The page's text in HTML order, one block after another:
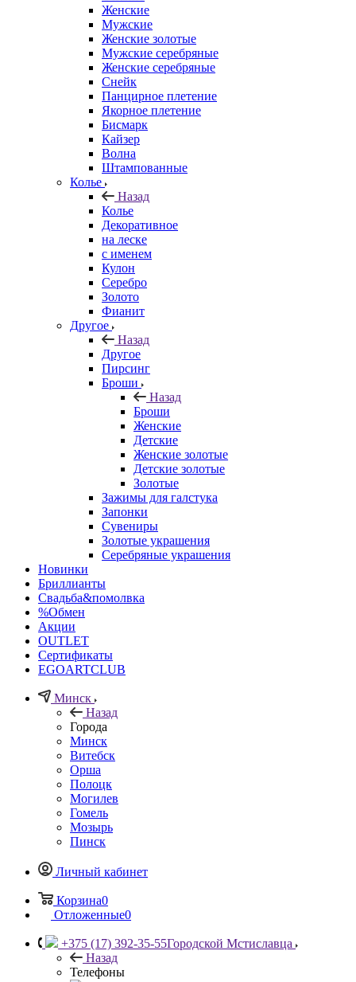
Женские
Мужские
Женские золотые
Мужские серебряные
Женские серебряные
Снейк
Панцирное плетение
Якорное плетение
Бисмарк
Кайзер
Волна
Штампованные
Колье
Назад
Колье
Декоративное
на леске
с именем
Кулон
Серебро
Золото
Фианит
Другое
Назад
Другое
Пирсинг
Броши
Назад
Броши
Женские
Детские
Женские золотые
Детские золотые
Золотые
Зажимы для галстука
Запонки
Сувениры
Золотые украшения
Серебряные украшения
Новинки
Бриллианты
Свадьба&помолвка
%Обмен
Акции
OUTLET
Сертификаты
EGOARTCLUB
Минск
Назад
Города
Минск
Витебск
Орша
Полоцк
Могилев
Гомель
Мозырь
Пинск
Личный кабинет
Корзина0
Отложенные0
+375 (17) 392-35-55Городской Мстиславца
Назад
Телефоны